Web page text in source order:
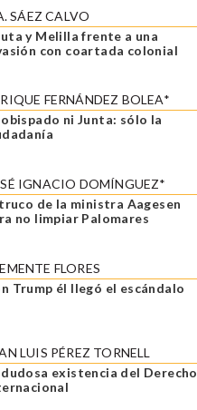
SÁEZ CALVO
y Melilla frente a una
con coartada colonial
FERNÁNDEZ BOLEA*
ni Junta: sólo la
IGNACIO DOMÍNGUEZ*
de la ministra Aagesen
no limpiar Palomares
FLORES
Trump él llegó el escándalo
LUIS PÉREZ TORNELL
dudosa existencia del Derecho